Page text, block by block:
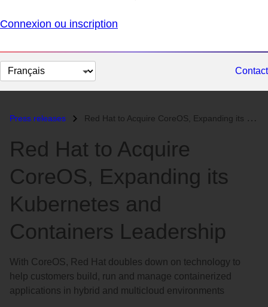
Connexion ou inscription
Changer
la
Contact
Press releases Red Hat to Acquire CoreOS, Expanding its Kubernetes and Containers Lea...
Red Hat to Acquire
CoreOS, Expanding its
Kubernetes and
Containers Leadership
With CoreOS, Red Hat doubles down on technology to
help customers build, run and manage containerized
applications in hybrid and multicloud environments